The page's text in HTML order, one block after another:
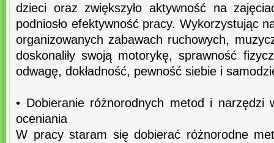
dzieci oraz zwiększyło aktywność na
podniosło efektywność pracy. Wykorzystując
organizowanych zabawach ruchowych,
doskonaliły swoją motorykę, sprawność
odwagę, dokładność, pewność siebie i
• Dobieranie różnorodnych metod i narzędzi
oceniania
W pracy staram się dobierać różnorodne